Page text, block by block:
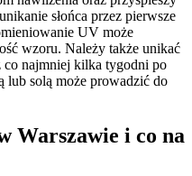
słońca przez pierwsze
UV może
wzoru. Należy także unikać
co najmniej kilka tygodni po
lub solą może prowadzić do
Warszawie i co na